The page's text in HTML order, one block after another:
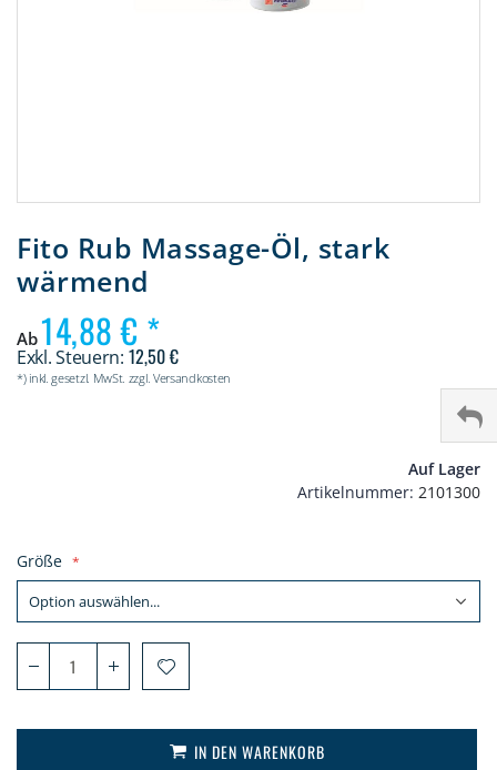
Anfang
der
Bildergalerie
springen
Fito Rub Massage-Öl, stark
wärmend
Ab14,88 €
12,50 €
*) inkl. gesetzl. MwSt. zzgl. Versandkosten
Auf Lager
Artikelnummer 2101300
Größe
IN DEN WARENKORB